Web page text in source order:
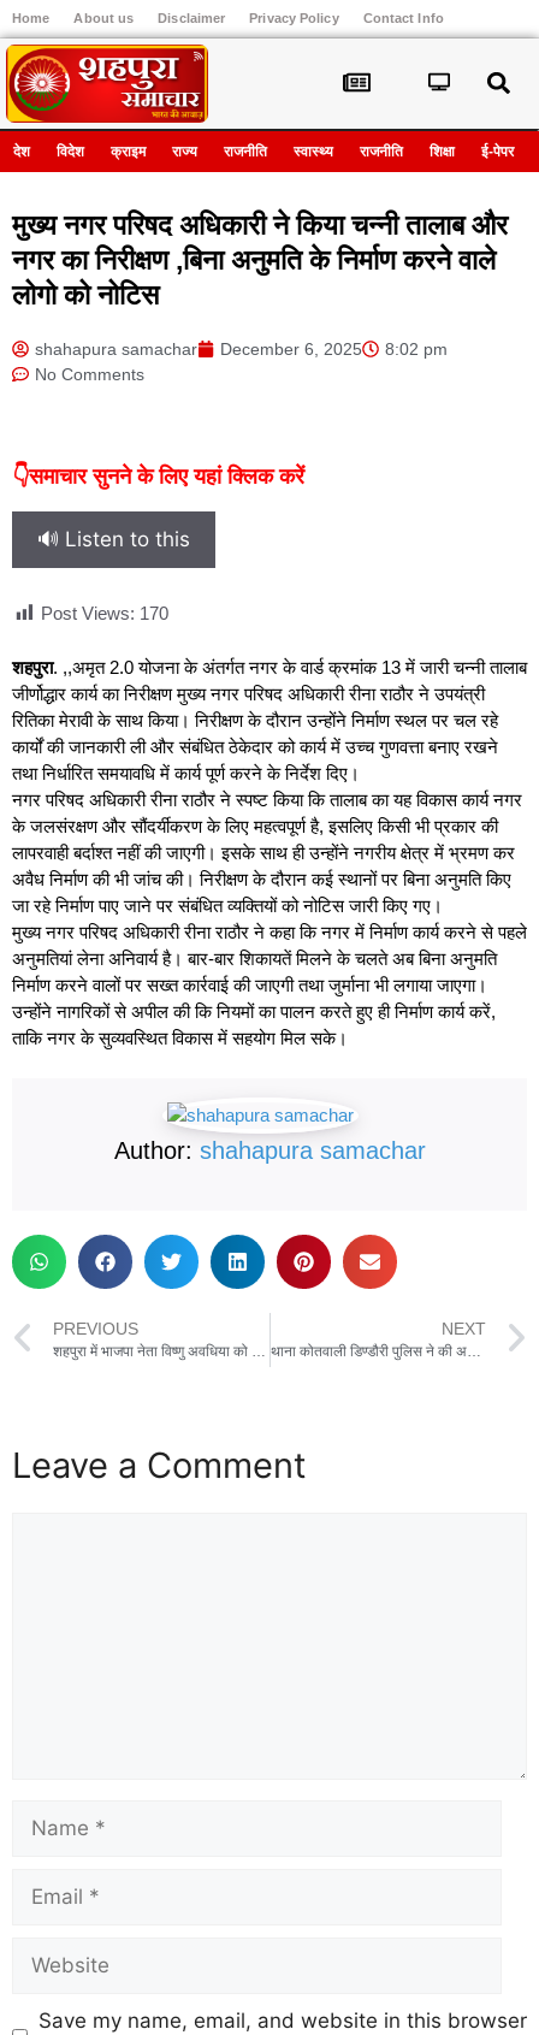
Home About us Disclaimer Privacy Policy Contact Info
देश विदेश क्राइम राज्य राजनीति स्वास्थ्य राजनीति शिक्षा ई-पेपर
मुख्य नगर परिषद अधिकारी ने किया चन्नी तालाब और
नगर का निरीक्षण ,बिना अनुमति के निर्माण करने वाले
लोगो को नोटिस
shahapura samachar December 6, 2025
8:02 pm
No Comments
👇समाचार सुनने के लिए यहां क्लिक करें
🔊 Listen to this
Post Views: 170
शहपुरा. ,,अमृत 2.0 योजना के अंतर्गत नगर के वार्ड क्रमांक 13 में जारी चन्नी तालाब
जीर्णोद्धार कार्य का निरीक्षण मुख्य नगर परिषद अधिकारी रीना राठौर ने उपयंत्री
रितिका मेरावी के साथ किया। निरीक्षण के दौरान उन्होंने निर्माण स्थल पर चल रहे
कार्यों की जानकारी ली और संबंधित ठेकेदार को कार्य में उच्च गुणवत्ता बनाए रखने
तथा निर्धारित समयावधि में कार्य पूर्ण करने के निर्देश दिए।
नगर परिषद अधिकारी रीना राठौर ने स्पष्ट किया कि तालाब का यह विकास कार्य नगर
के जलसंरक्षण और सौंदर्यीकरण के लिए महत्वपूर्ण है, इसलिए किसी भी प्रकार की
लापरवाही बर्दाश्त नहीं की जाएगी। इसके साथ ही उन्होंने नगरीय क्षेत्र में भ्रमण कर
अवैध निर्माण की भी जांच की। निरीक्षण के दौरान कई स्थानों पर बिना अनुमति किए
जा रहे निर्माण पाए जाने पर संबंधित व्यक्तियों को नोटिस जारी किए गए।
मुख्य नगर परिषद अधिकारी रीना राठौर ने कहा कि नगर में निर्माण कार्य करने से पहले
अनुमतियां लेना अनिवार्य है। बार-बार शिकायतें मिलने के चलते अब बिना अनुमति
निर्माण करने वालों पर सख्त कार्रवाई की जाएगी तथा जुर्माना भी लगाया जाएगा।
उन्होंने नागरिकों से अपील की कि नियमों का पालन करते हुए ही निर्माण कार्य करें,
ताकि नगर के सुव्यवस्थित विकास में सहयोग मिल सके।
Author: shahapura samachar
PREVIOUS
शहपुरा में भाजपा नेता विष्णु अवधिया को सांसद फग्गन सिंह कुलस्ते ने दी श्रद्धांजलि
NEXT
थाना कोतवाली डिण्‍डौरी पुलिस ने की अवैध शराब की कार्रवाई, 03 आरोपी की गिरफ्तारी के साथ भारी मात्रा में अवैध शराब एवं चार पहिया वाहन जप्‍त
Leave a Comment
Save my name, email, and website in this browser